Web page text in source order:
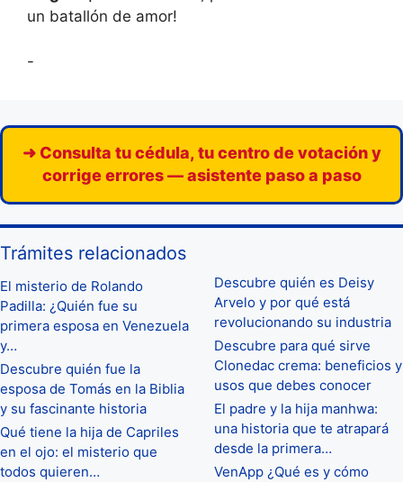
un batallón de amor!
-
➜ Consulta tu cédula, tu centro de votación y
corrige errores — asistente paso a paso
Trámites relacionados
El misterio de Rolando
Padilla: ¿Quién fue su
primera esposa en Venezuela
y…
Descubre quién fue la
esposa de Tomás en la Biblia
y su fascinante historia
Qué tiene la hija de Capriles
en el ojo: el misterio que
todos quieren…
Descubre quién es Deisy
Arvelo y por qué está
revolucionando su industria
Descubre para qué sirve
Clonedac crema: beneficios y
usos que debes conocer
El padre y la hija manhwa:
una historia que te atrapará
desde la primera…
VenApp ¿Qué es y cómo